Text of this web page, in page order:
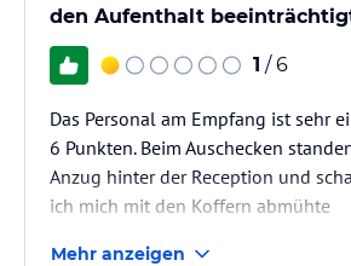
den Aufenthalt
1 / 6
Das Personal am Empfang ist sehr
6 Punkten. Beim Auschecken
Anzug hinter der Reception und
ich mich mit den Koffern abmühte
Mehr anzeigen